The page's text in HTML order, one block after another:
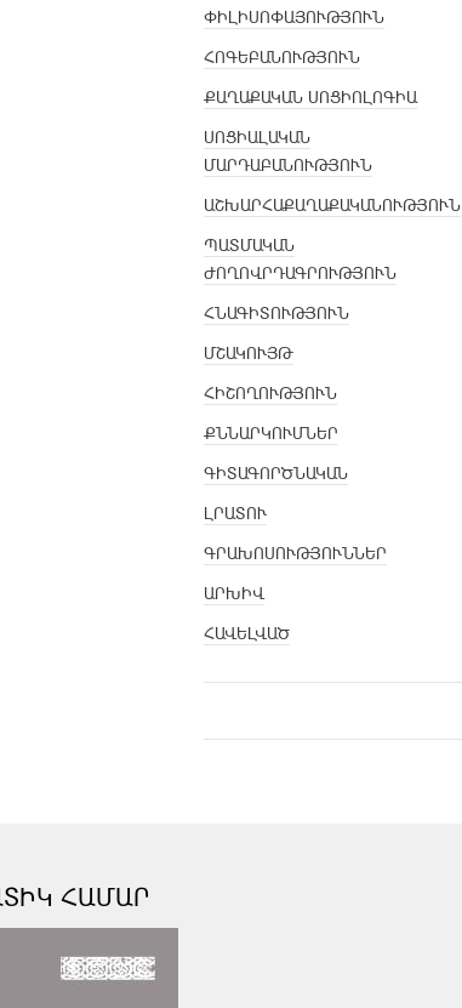
ՓԻԼԻՍՈՓԱՅՈՒԹՅՈՒՆ
ՀՈԳԵԲԱՆՈՒԹՅՈՒՆ
ՔԱՂԱՔԱԿԱՆ ՍՈՑԻՈԼՈԳԻԱ
ՍՈՑԻԱԼԱԿԱՆ
ՄԱՐԴԱԲԱՆՈՒԹՅՈՒՆ
ԱՇԽԱՐՀԱՔԱՂԱՔԱԿԱՆՈՒԹՅՈՒՆ
ՊԱՏՄԱԿԱՆ
ԺՈՂՈՎՐԴԱԳՐՈՒԹՅՈՒՆ
ՀՆԱԳԻՏՈՒԹՅՈՒՆ
ՄՇԱԿՈՒՅԹ
ՀԻՇՈՂՈՒԹՅՈՒՆ
ՔՆՆԱՐԿՈՒՄՆԵՐ
ԳԻՏԱԳՈՐԾՆԱԿԱՆ
ԼՐԱՏՈՒ
ԳՐԱԽՈՍՈՒԹՅՈՒՆՆԵՐ
ԱՐԽԻՎ
ՀԱՎԵԼՎԱԾ
ՀԱՄԱՐ